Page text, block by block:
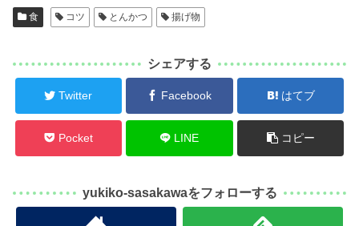
食 コツ とんかつ 揚げ物
シェアする
Twitter Facebook はてブ
Pocket LINE コピー
yukiko-sasakawaをフォローする